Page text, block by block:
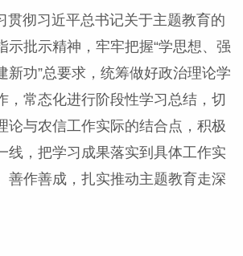
彻习近平总书记关于主题教育的
示批示精神，牢牢把握“学思想、强
新功”总要求，统筹做好政治理论学
，常态化进行阶段性学习总结，切
论与农信工作实际的结合点，积极
线，把学习成果落实到具体工作实
善作善成，扎实推动主题教育走深